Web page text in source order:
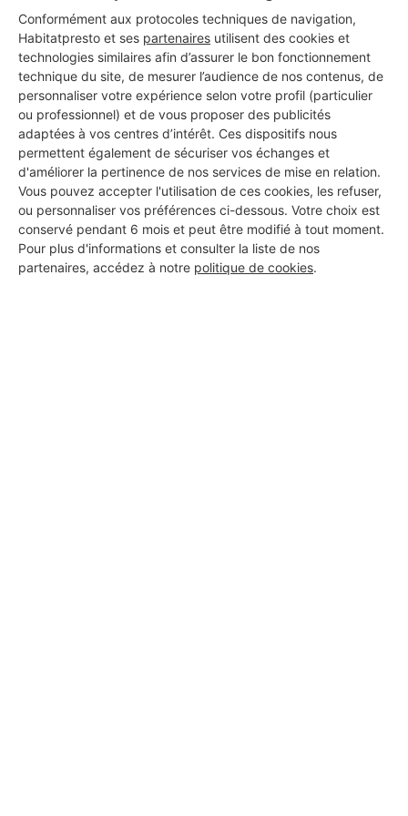
Conformément aux protocoles techniques de navigation,
Habitatpresto et ses partenaires utilisent des cookies et
technologies similaires afin d’assurer le bon fonctionnement
technique du site, de mesurer l’audience de nos contenus, de
personnaliser votre expérience selon votre profil (particulier
ou professionnel) et de vous proposer des publicités
adaptées à vos centres d’intérêt. Ces dispositifs nous
permettent également de sécuriser vos échanges et
d'améliorer la pertinence de nos services de mise en relation.
Vous pouvez accepter l'utilisation de ces cookies, les refuser,
ou personnaliser vos préférences ci-dessous. Votre choix est
conservé pendant 6 mois et peut être modifié à tout moment.
Pour plus d'informations et consulter la liste de nos
partenaires, accédez à notre politique de cookies.